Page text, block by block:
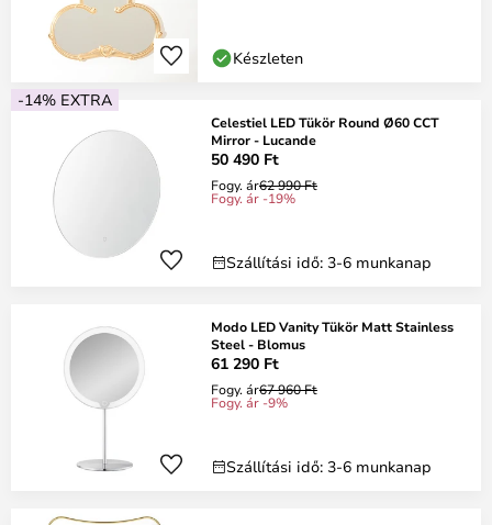
Készleten
-14% EXTRA
Celestiel LED Tükör Round Ø60 CCT
Mirror - Lucande
50 490 Ft
Fogy. ár62 990 Ft
Fogy. ár -19%
Szállítási idő: 3-6 munkanap
Modo LED Vanity Tükör Matt Stainless
Steel - Blomus
61 290 Ft
Fogy. ár67 960 Ft
Fogy. ár -9%
Szállítási idő: 3-6 munkanap